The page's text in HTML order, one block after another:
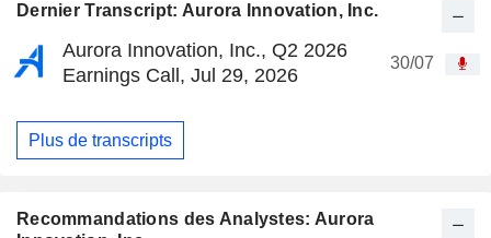
Dernier Transcript: Aurora Innovation, Inc.
Aurora Innovation, Inc., Q2 2026
Earnings Call, Jul 29, 2026
30/07
Plus de transcripts
Recommandations des Analystes: Aurora